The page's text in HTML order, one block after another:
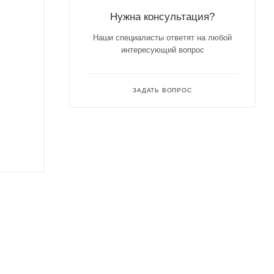
Нужна консультация?
Наши специалисты ответят на любой
интересующий вопрос
ЗАДАТЬ ВОПРОС